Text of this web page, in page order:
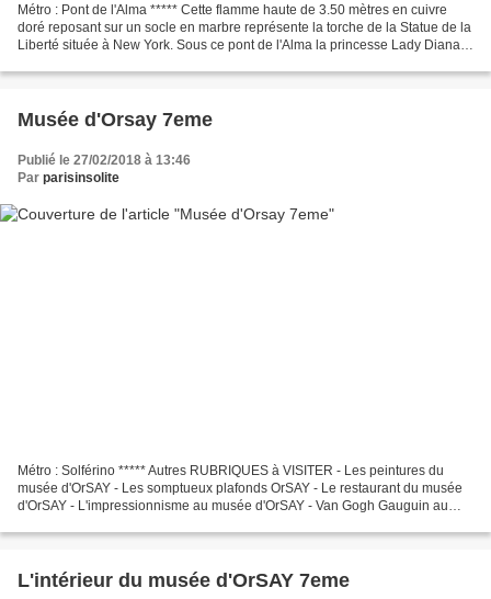
Métro : Pont de l'Alma ***** Cette flamme haute de 3.50 mètres en cuivre
doré reposant sur un socle en marbre représente la torche de la Statue de la
Liberté située à New York. Sous ce pont de l'Alma la princesse Lady Diana
Musée d'Orsay 7eme
Publié le 27/02/2018 à 13:46
Par parisinsolite
Métro : Solférino ***** Autres RUBRIQUES à VISITER - Les peintures du
musée d'OrSAY - Les somptueux plafonds OrSAY - Le restaurant du musée
d'OrSAY - L'impressionnisme au musée d'OrSAY - Van Gogh Gauguin au
L'intérieur du musée d'OrSAY 7eme